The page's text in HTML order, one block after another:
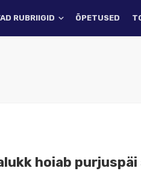
RUBRIIGID ÕPETUSED
hoiab purjuspäi